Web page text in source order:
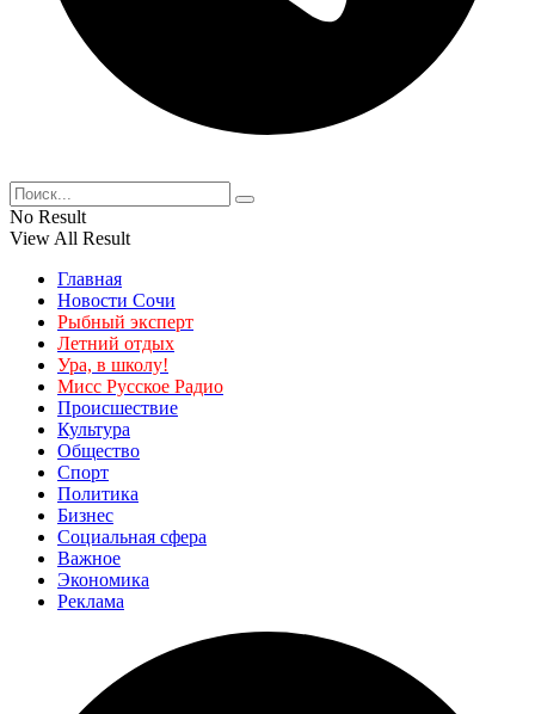
No Result
View All Result
Главная
Новости Сочи
Рыбный эксперт
Летний отдых
Ура, в школу!
Мисс Русское Радио
Происшествие
Культура
Общество
Спорт
Политика
Бизнес
Социальная сфера
Важное
Экономика
Реклама